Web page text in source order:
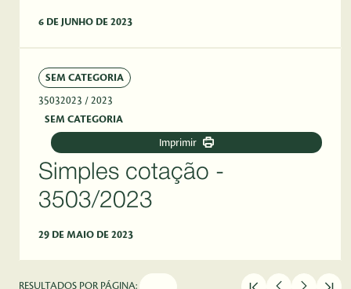
6 DE JUNHO DE 2023
SEM CATEGORIA
35032023 / 2023
SEM CATEGORIA
Imprimir
Simples cotação -
3503/2023
29 DE MAIO DE 2023
RESULTADOS POR PÁGINA: